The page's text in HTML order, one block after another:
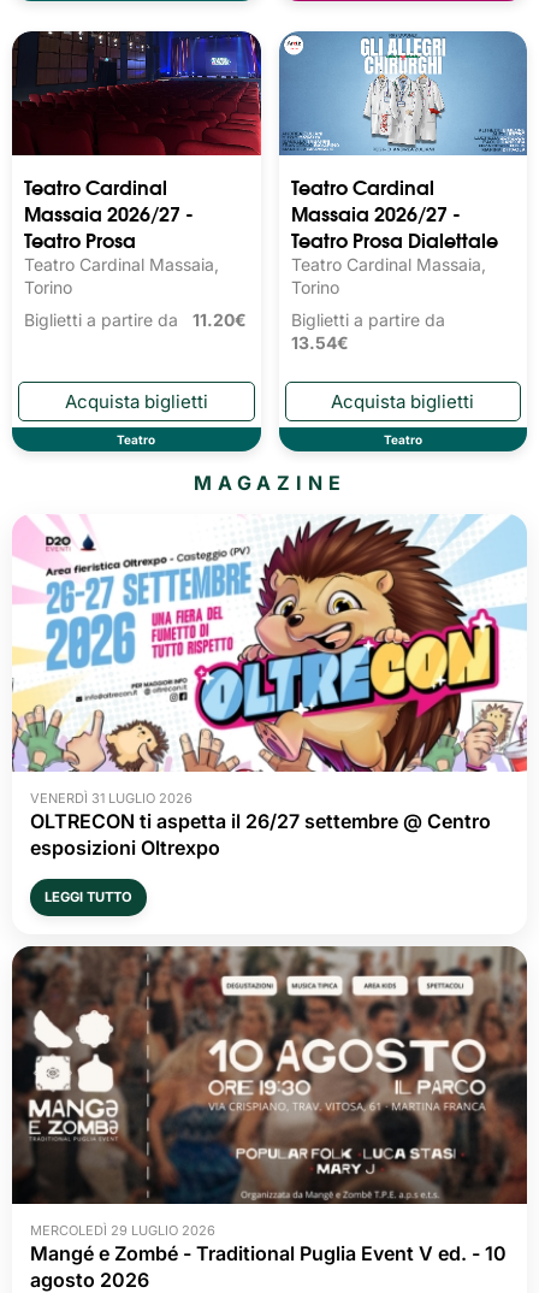
Teatro Cardinal
Massaia 2026/27 -
Teatro Prosa
Teatro Cardinal Massaia,
Torino
Biglietti a partire da 11.20€
Teatro
Teatro Cardinal
Massaia 2026/27 -
Teatro Prosa Dialettale
Teatro Cardinal Massaia,
Torino
Biglietti a partire da
13.54€
Teatro
MAGAZINE
VENERDÌ 31 LUGLIO 2026
OLTRECON ti aspetta il 26/27 settembre @ Centro
esposizioni Oltrexpo
LEGGI TUTTO
MERCOLEDÌ 29 LUGLIO 2026
Mangé e Zombé - Traditional Puglia Event V ed. - 10
agosto 2026